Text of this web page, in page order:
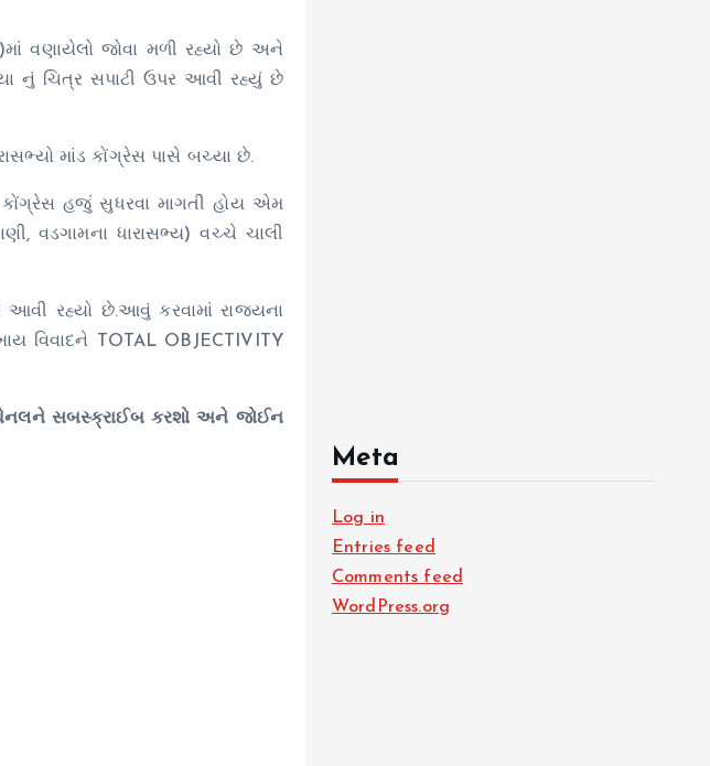
વણાયેલો જોવા મળી રહ્યો છે અને
નું ચિત્ર સપાટી ઉપર આવી રહ્યું છે
માંડ કોંગ્રેસ પાસે બચ્યા છે.
હજું સુધરવા માગતી હોય એમ
વડગામના ધારાસભ્ય) વચ્ચે ચાલી
રહ્યો છે.આવું કરવામાં રાજ્યના
વિવાદને TOTAL OBJECTIVITY
ચેનલને સબસ્ક્રાઈબ કરશો અને જોઈન
Meta
Log in
Entries feed
Comments feed
WordPress.org